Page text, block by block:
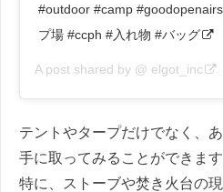
#outdoor #camp
プ場 #ccph #入れ物 #バッグ
A post shared by @ elgot_inc
テントやタープだけでなく、
手に取ってみることができます
特に、ストーブや焚き火台の